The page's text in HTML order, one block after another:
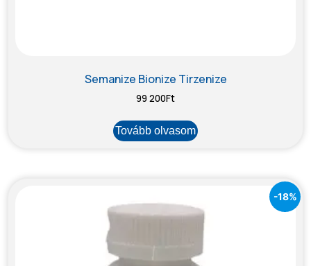
Semanize Bionize Tirzenize
99 200Ft
Tovább olvasom
-18%